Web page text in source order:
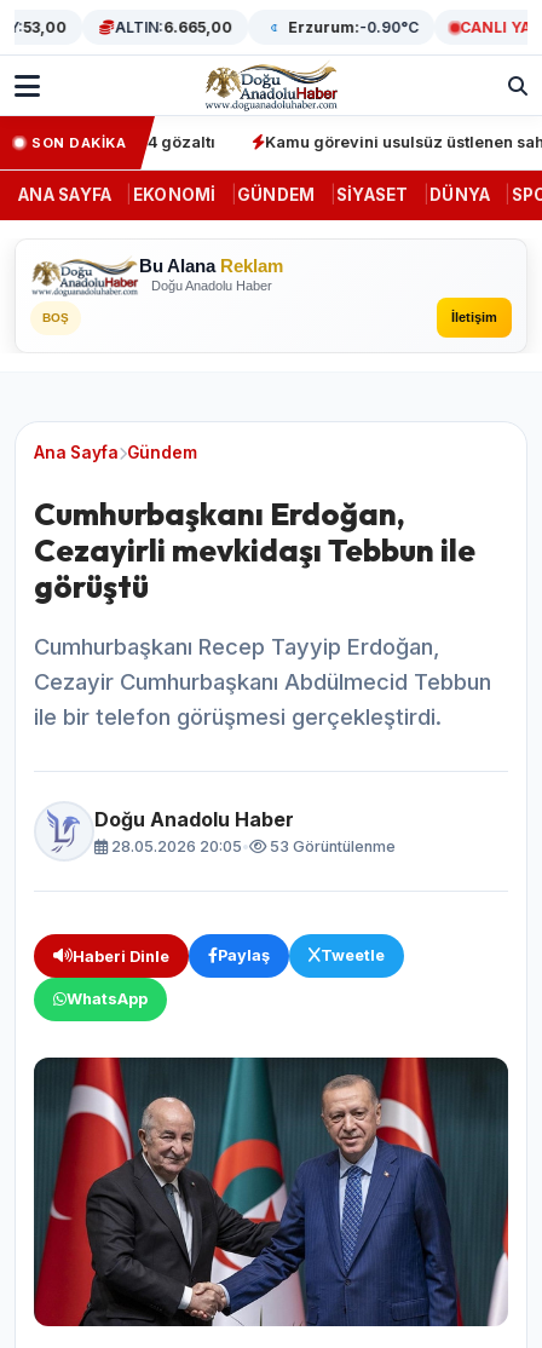
53,00 ALTIN:6.665,00 Erzurum:-0.90°C CANLI YAYIN
SON DAKİKA64 gözaltı Kamu görevini usulsüz üstlenen sahte
ANA SAYFA EKONOMI GÜNDEM SIYASET DÜNYA
Bu Alana Reklam
Doğu Anadolu Haber
BOŞ İletişim
Ana Sayfa Gündem
Cumhurbaşkanı Erdoğan,
Cezayirli mevkidaşı Tebbun ile
görüştü
Cumhurbaşkanı Recep Tayyip Erdoğan,
Cezayir Cumhurbaşkanı Abdülmecid Tebbun
ile bir telefon görüşmesi gerçekleştirdi.
Doğu Anadolu Haber
28.05.2026 20:05• 53 Görüntülenme
Haberi Dinle Paylaş Tweetle
WhatsApp